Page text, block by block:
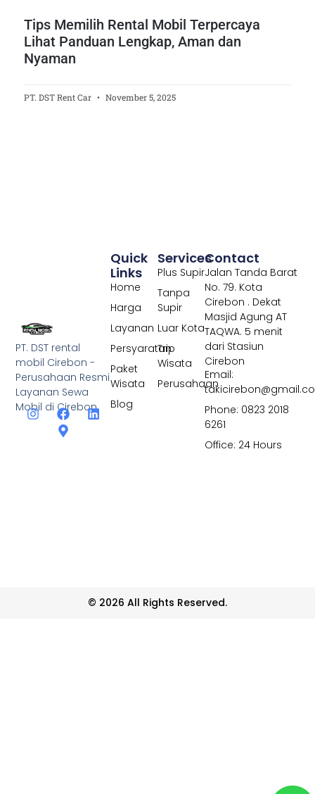
Tips Memilih Rental Mobil Terpercaya
Lihat Panduan Lengkap, Aman dan
Nyaman
PT. DST Rent Car November 5, 2025
PT. DST rental
mobil Cirebon -
Perusahaan Resmi
Layanan Sewa
Mobil di Cirebon
Services
Plus Supir
Tanpa
Supir
Luar Kota
Trip
Wisata
Perusahaan
Quick
Links
Home
Harga
Layanan
Persyaratan
Paket
Wisata
Blog
Contact
Jalan Tanda Barat
No. 79. Kota
Cirebon . Dekat
Masjid Agung AT
TAQWA. 5 menit
dari Stasiun
Cirebon
Email:
Phone: 0823 2018
6261
Office: 24 Hours
© 2026 All Rights Reserved.